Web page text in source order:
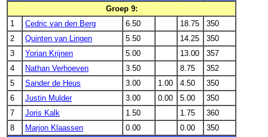
Groep 9:
1
Cedric van den Berg 6.50 18.75
350
2
Quinten van Lingen 5.50 14.25
350
3
Yorian Krijnen 5.00 13.00
357
4
Nathan Verhoeven 3.50 8.75
352
5
Sander de Heus 3.00 1.00 4.50
350
6
Justin Mulder 3.00 0.00 5.00
350
7
Joris Kalk 1.50 1.75
360
8
Marjon Klaassen 0.00 0.00
350